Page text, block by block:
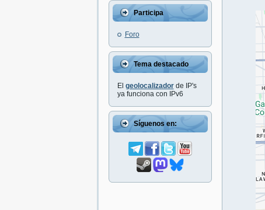
Participa
Foro
Tema destacado
El geolocalizadorde IP's
ya funciona con IPv6
Síguenos en: